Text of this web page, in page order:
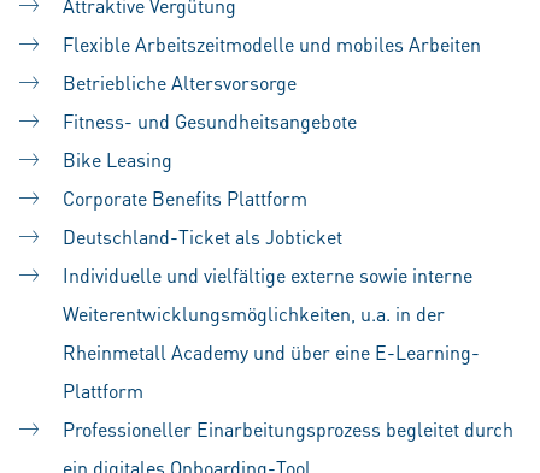
Attraktive Vergütung
Flexible Arbeitszeitmodelle und mobiles Arbeiten
Betriebliche Altersvorsorge
Fitness- und Gesundheitsangebote
Bike Leasing
Corporate Benefits Plattform
Deutschland-Ticket als Jobticket
Individuelle und vielfältige externe sowie interne
Weiterentwicklungsmöglichkeiten, u.a. in der
Rheinmetall Academy und über eine E-Learning-
Plattform
Professioneller Einarbeitungsprozess begleitet durch
ein digitales Onboarding-Tool